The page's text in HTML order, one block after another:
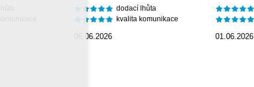
dodací lhůta
kvalita komunikace
06.06.2026 01.06.2026